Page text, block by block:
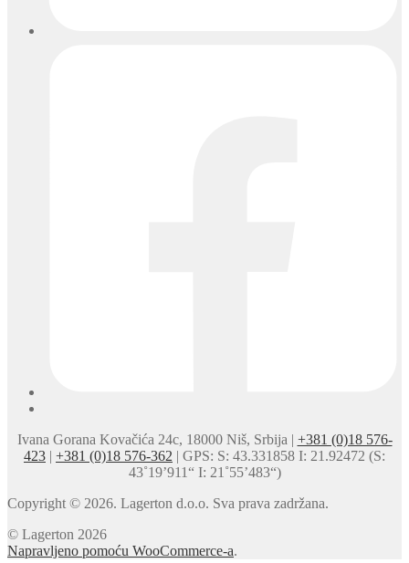
Ivana Gorana Kovačića 24c, 18000 Niš, Srbija | +381 (0)18 576-
423 | +381 (0)18 576-362 | GPS: S: 43.331858 I: 21.92472 (S:
43˚19’911“ I: 21˚55’483“)
Copyright © 2026. Lagerton d.o.o. Sva prava zadržana.
© Lagerton 2026
Napravljeno pomoću WooCommerce-a.